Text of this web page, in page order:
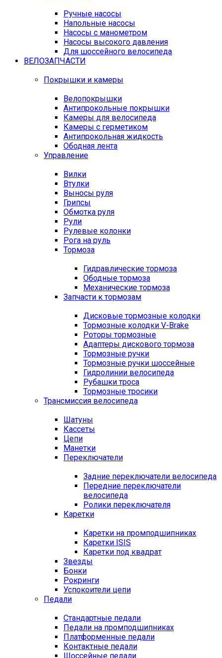
Ручные насосы
Напольные насосы
Насосы с манометром
Насосы высокого давления
Для шоссейного велосипеда
ВЕЛОЗАПЧАСТИ
Покрышки и камеры
Велопокрышки
Антипрокольные покрышки
Камеры для велосипеда
Камеры с герметиком
Антипрокольная жидкость
Ободная лента
Управление
Вилки
Втулки
Выносы руля
Грипсы
Обмотка руля
Рули
Рулевые колонки
Рога на руль
Тормоза
Гидравлические тормоза
Ободные тормоза
Механические тормоза
Запчасти к тормозам
Дисковые тормозные колодки
Тормозные колодки V-Brake
Роторы тормозные
Адаптеры дискового тормоза
Тормозные ручки
Тормозные ручки шоссейные
Гидролинии велосипеда
Рубашки троса
Тормозные тросики
Трансмиссия велосипеда
Шатуны
Кассеты
Цепи
Манетки
Переключатели
Задние переключатели велосипеда
Передние переключатели
велосипеда
Ролики переключателя
Каретки
Каретки на промподшипниках
Каретки ISIS
Каретки под квадрат
Звезды
Бонки
Рокринги
Успокоители цепи
Педали
Стандартные педали
Педали на промподшипниках
Платформенные педали
Контактные педали
Шоссейные педали